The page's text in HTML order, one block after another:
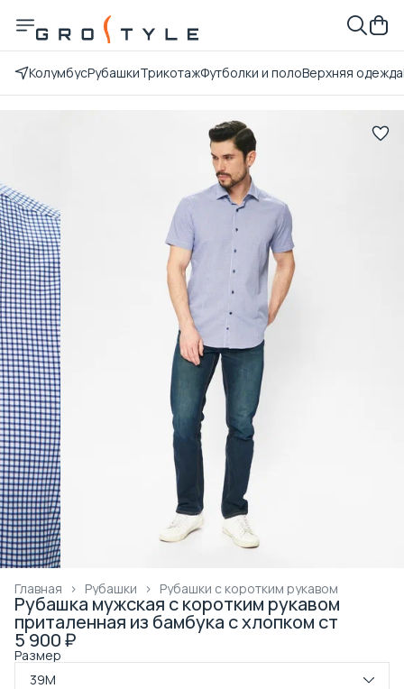
КолумбусРубашкиТрикотажФутболки и полоВерхняя одежда
Рубашки с коротким рукавом
Рубашки ›
Главная ›
Рубашка мужская с коротким рукавом
приталенная из бамбука с хлопком ст
5 900 ₽
Размер
39M